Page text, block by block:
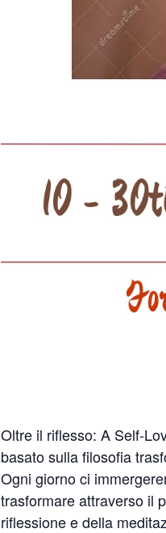
Oltre il riflesso: A Self-
basato sulla filosofia
Ogni giorno ci
trasformare attraverso il
riflessione e della